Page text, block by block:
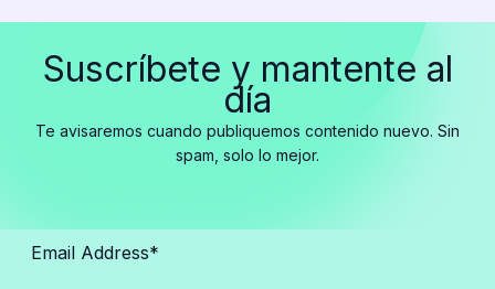
Suscríbete y mantente al
día
Te avisaremos cuando publiquemos contenido nuevo. Sin
spam, solo lo mejor.